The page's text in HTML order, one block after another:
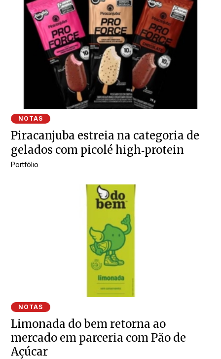
NOTAS
Piracanjuba estreia na categoria de
gelados com picolé high‑protein
Portfólio
NOTAS
Limonada do bem retorna ao
mercado em parceria com Pão de
Açúcar